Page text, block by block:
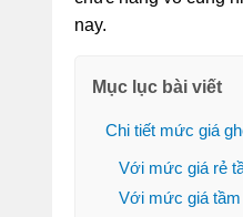
nay.
Mục lục bài viết
Chi tiết mức giá
Với mức giá rẻ
Với mức giá tầm